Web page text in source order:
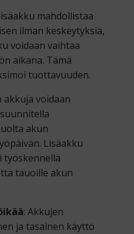
mahdollistaa
ilman keskeytyksiä,
voidaan vaihtaa
aikana. Tämä
tuottavuuden.
akkuja voidaan
akun
Lisäakku
työskennellä
tauoille akun
: Akkujen
ja tasainen käyttö